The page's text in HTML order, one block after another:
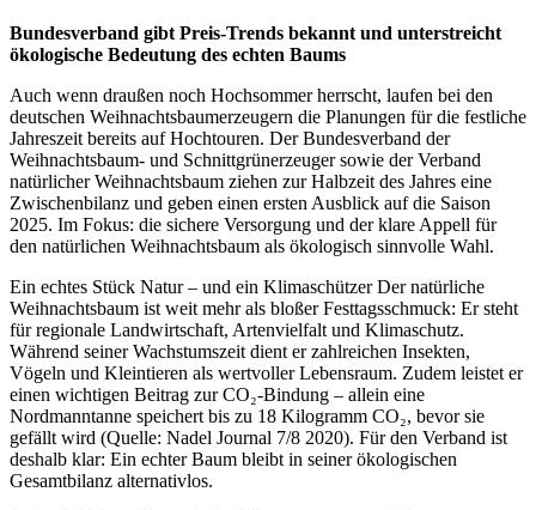
Bundesverband gibt Preis-Trends bekannt und unterstreicht
ökologische Bedeutung des echten Baums
Auch wenn draußen noch Hochsommer herrscht, laufen bei den
deutschen Weihnachtsbaumerzeugern die Planungen für die festliche
Jahreszeit bereits auf Hochtouren. Der Bundesverband der
Weihnachtsbaum- und Schnittgrünerzeuger sowie der Verband
natürlicher Weihnachtsbaum ziehen zur Halbzeit des Jahres eine
Zwischenbilanz und geben einen ersten Ausblick auf die Saison
2025. Im Fokus: die sichere Versorgung und der klare Appell für
den natürlichen Weihnachtsbaum als ökologisch sinnvolle Wahl.
Ein echtes Stück Natur – und ein Klimaschützer Der natürliche
Weihnachtsbaum ist weit mehr als bloßer Festtagsschmuck: Er steht
für regionale Landwirtschaft, Artenvielfalt und Klimaschutz.
Während seiner Wachstumszeit dient er zahlreichen Insekten,
Vögeln und Kleintieren als wertvoller Lebensraum. Zudem leistet er
einen wichtigen Beitrag zur CO₂-Bindung – allein eine
Nordmanntanne speichert bis zu 18 Kilogramm CO₂, bevor sie
gefällt wird (Quelle: Nadel Journal 7/8 2020). Für den Verband ist
deshalb klar: Ein echter Baum bleibt in seiner ökologischen
Gesamtbilanz alternativlos.